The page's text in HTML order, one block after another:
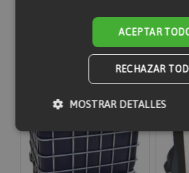
Productos relacionados
ACEPTAR
RECHAZAR
MOSTRAR DETALLES
Cookies estrictamente